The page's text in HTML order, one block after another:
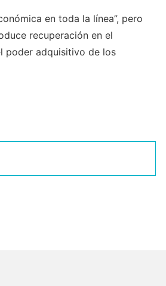
en toda la línea”, pero
recuperación en el
poder adquisitivo de los